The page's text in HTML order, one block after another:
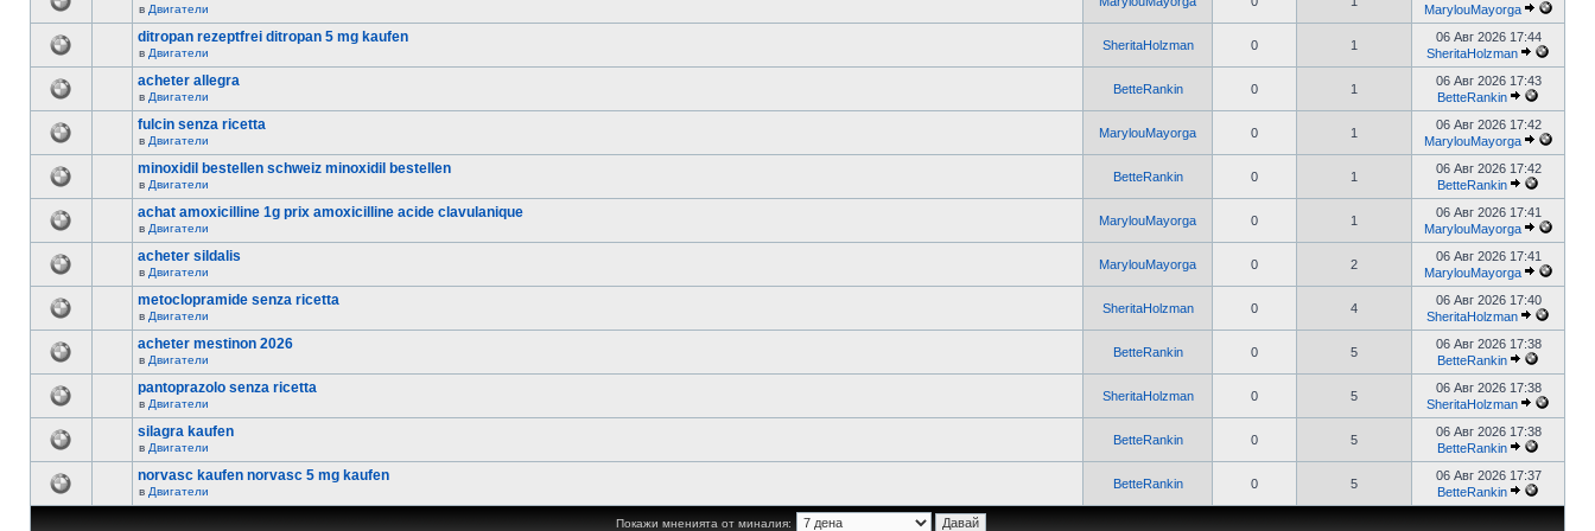
в Двигатели MarylouMayorga
ditropan rezeptfrei ditropan 5 mg kaufen
в Двигатели
SheritaHolzman 0 1
06 Авг 2026 17:44
SheritaHolzman
acheter allegra
в Двигатели
BetteRankin 0 1
06 Авг 2026 17:43
BetteRankin
fulcin senza ricetta
в Двигатели
MarylouMayorga 0 1
06 Авг 2026 17:42
MarylouMayorga
minoxidil bestellen schweiz minoxidil bestellen
в Двигатели
BetteRankin 0 1
06 Авг 2026 17:42
BetteRankin
achat amoxicilline 1g prix amoxicilline acide clavulanique
в Двигатели
MarylouMayorga 0 1
06 Авг 2026 17:41
MarylouMayorga
acheter sildalis
в Двигатели
MarylouMayorga 0 2
06 Авг 2026 17:41
MarylouMayorga
metoclopramide senza ricetta
в Двигатели
SheritaHolzman 0 4
06 Авг 2026 17:40
SheritaHolzman
acheter mestinon 2026
в Двигатели
BetteRankin 0 5
06 Авг 2026 17:38
BetteRankin
pantoprazolo senza ricetta
в Двигатели
SheritaHolzman 0 5
06 Авг 2026 17:38
SheritaHolzman
silagra kaufen
в Двигатели
BetteRankin 0 5
06 Авг 2026 17:38
BetteRankin
norvasc kaufen norvasc 5 mg kaufen
в Двигатели
BetteRankin 0 5
06 Авг 2026 17:37
BetteRankin
Покажи мненията от миналия: